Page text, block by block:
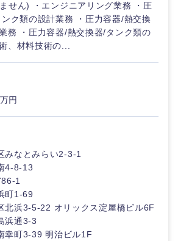
せん) ・エンジニアリング業務 ・圧
ク類の設計業務 ・圧力容器/熱交換
務 ・圧力容器/熱交換器/タンク類の
、材料技術の...
円
みなとみらい2-3-1
4-8-13
1
町1-69
北浜3-5-22 オリックス淀屋橋ビル6F
浜通3-3
幸町3-39 明治ビル1F